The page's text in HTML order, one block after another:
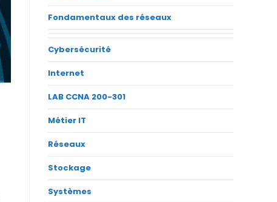
Fondamentaux des réseaux
Cybersécurité
Internet
LAB CCNA 200-301
Métier IT
Réseaux
Stockage
Systèmes